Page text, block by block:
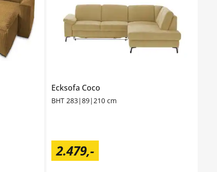
Ecksofa Coco
BHT 283|89|210 cm
2.479,-